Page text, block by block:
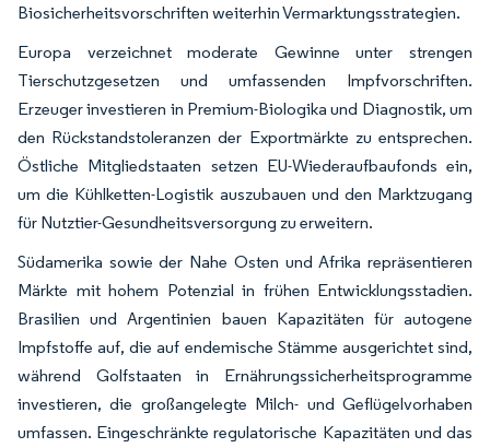
Biosicherheitsvorschriften weiterhin Vermarktungsstrategien.
Europa verzeichnet moderate Gewinne unter strengen
Tierschutzgesetzen und umfassenden Impfvorschriften.
Erzeuger investieren in Premium-Biologika und Diagnostik, um
den Rückstandstoleranzen der Exportmärkte zu entsprechen.
Östliche Mitgliedstaaten setzen EU-Wiederaufbaufonds ein,
um die Kühlketten-Logistik auszubauen und den Marktzugang
für Nutztier-Gesundheitsversorgung zu erweitern.
Südamerika sowie der Nahe Osten und Afrika repräsentieren
Märkte mit hohem Potenzial in frühen Entwicklungsstadien.
Brasilien und Argentinien bauen Kapazitäten für autogene
Impfstoffe auf, die auf endemische Stämme ausgerichtet sind,
während Golfstaaten in Ernährungssicherheitsprogramme
investieren, die großangelegte Milch- und Geflügelvorhaben
umfassen. Eingeschränkte regulatorische Kapazitäten und das